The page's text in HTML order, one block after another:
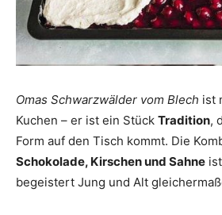
Omas Schwarzwälder vom Blech ist
Kuchen – er ist ein Stück Tradition,
Form auf den Tisch kommt. Die
Schokolade, Kirschen und Sahne
begeistert Jung und Alt